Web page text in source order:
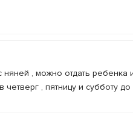
, можно отдать ребенка
, пятницу и субботу